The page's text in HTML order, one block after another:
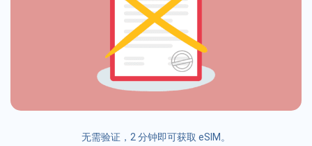
无需验证，2 分钟即可获取 eSIM。